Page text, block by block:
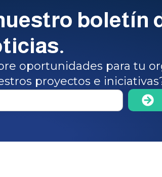
boletín
oportunidades para tu
proyectos e